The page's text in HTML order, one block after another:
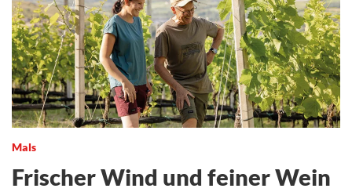
Mals
Frischer Wind und feiner Wein